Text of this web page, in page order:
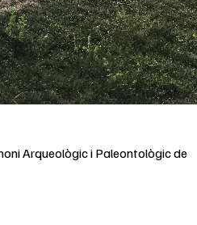
Arqueològic i Paleontològic de